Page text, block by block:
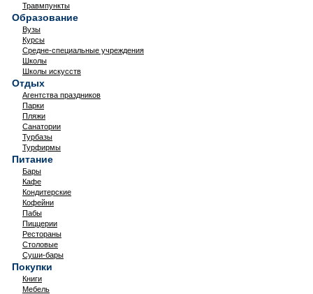
Травмпункты
Образование
Вузы
Курсы
Средне-специальные учреждения
Школы
Школы искусств
Отдых
Агентства праздников
Парки
Пляжи
Санатории
Турбазы
Турфирмы
Питание
Бары
Кафе
Кондитерские
Кофейни
Пабы
Пиццерии
Рестораны
Столовые
Суши-бары
Покупки
Книги
Мебель